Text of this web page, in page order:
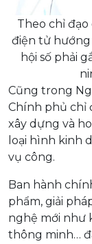
Theo chỉ
điện tử hướng
hội số phải
Cũng trong
Chính phủ chỉ
xây dựng và
loại hình kinh
vụ công.
Ban hành
phẩm, giải
nghệ mới như
thông minh…